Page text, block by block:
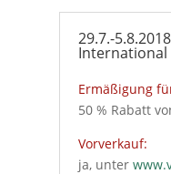
29.7.-
International
Ermäßigung
50 % Rabatt
Vorverkauf:
ja, unter